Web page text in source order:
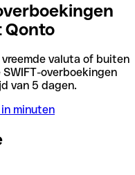
Qonto
valuta of buiten
overboekingen
van 5 dagen.
minuten